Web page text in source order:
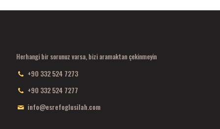
Herhangi bir sorunuz varsa, bizi aramaktan çekinmeyin
+90 332 524 7273
+90 332 524 7277
info@esrefoglusilah.com